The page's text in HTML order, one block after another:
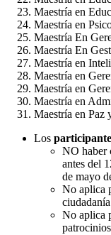
Maestría en
Maestría en
Maestría En
Maestría En
Maestría en
Maestría en
Maestría en
Maestría en
Maestría en Paz
Los
NO haber
antes del
de mayo
No aplica
No aplica